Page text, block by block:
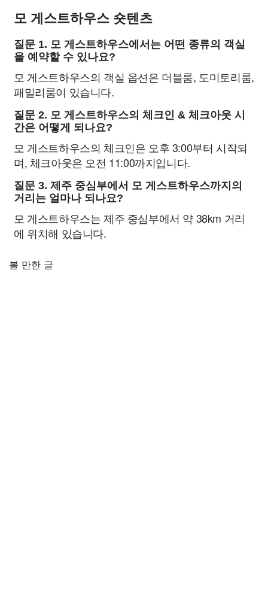
모 게스트하우스 숏텐츠
질문 1. 모 게스트하우스에서는 어떤 종류의 객실
을 예약할 수 있나요?
모 게스트하우스의 객실 옵션은 더블룸, 도미토리룸,
패밀리룸이 있습니다.
질문 2. 모 게스트하우스의 체크인 & 체크아웃 시
간은 어떻게 되나요?
모 게스트하우스의 체크인은 오후 3:00부터 시작되
며, 체크아웃은 오전 11:00까지입니다.
질문 3. 제주 중심부에서 모 게스트하우스까지의
거리는 얼마나 되나요?
모 게스트하우스는 제주 중심부에서 약 38km 거리
에 위치해 있습니다.
볼 만한 글